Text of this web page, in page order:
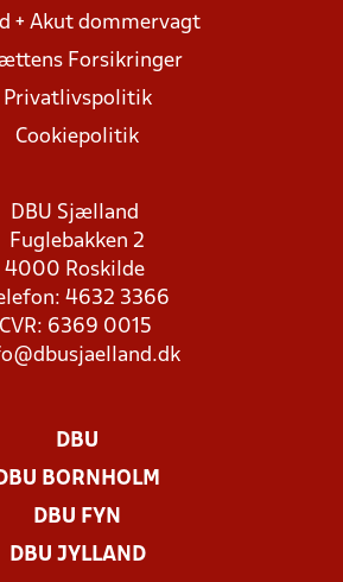
+ Akut dommervagt
Forsikringer
Privatlivspolitik
Cookiepolitik
DBU Sjælland
Fuglebakken 2
4000 Roskilde
4632 3366
CVR: 6369 0015
DBU
DBU BORNHOLM
DBU FYN
DBU JYLLAND